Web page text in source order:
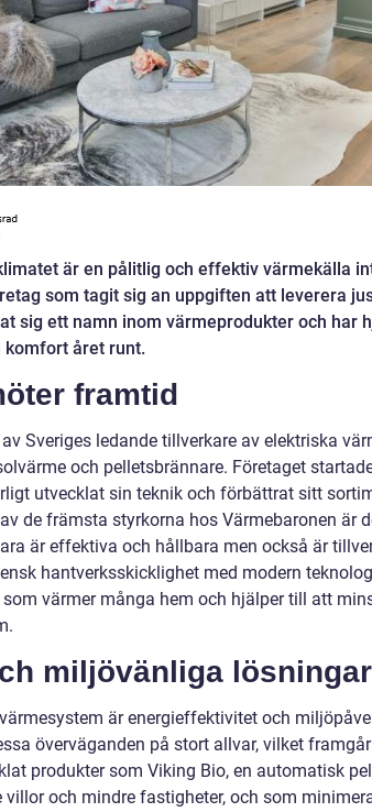
är en pålitlig och effektiv värmekälla
som tagit sig an uppgiften att leverera
sig ett namn inom värmeprodukter och har
komfort året runt.
framtid
Sveriges ledande tillverkare av elektriska
och pelletsbrännare. Företaget
utvecklat sin teknik och förbättrat sitt
de främsta styrkorna hos Värmebaronen är
är effektiva och hållbara men också är
hantverksskicklighet med modern
värmer många hem och hjälper till att
miljövänliga lösningar
är energieffektivitet och
överväganden på stort allvar, vilket
produkter som Viking Bio, en automatisk
och mindre fastigheter, och som